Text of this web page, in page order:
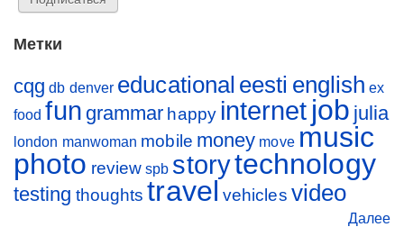
Метки
cqg db denver educational eesti english ex
food fun grammar happy internet job julia
london manwoman mobile money move music
photo review spb storytechnology
testing thoughts travel vehicles video
Далее